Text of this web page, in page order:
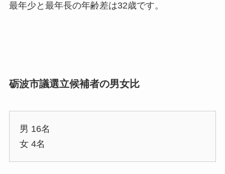
最年少と最年長の年齢差は32歳です。
砺波市議選立候補者の男女比
男 16名
女 4名